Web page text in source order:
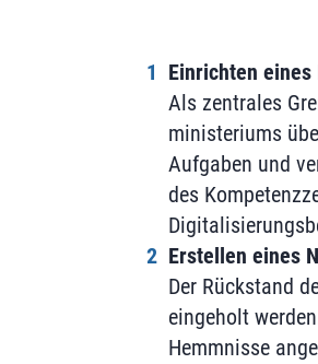
Einrichten
Als zentrales
ministeriums
Aufgaben und
des
Erstellen eines
Der Rückstand
eingeholt
Hemmnisse